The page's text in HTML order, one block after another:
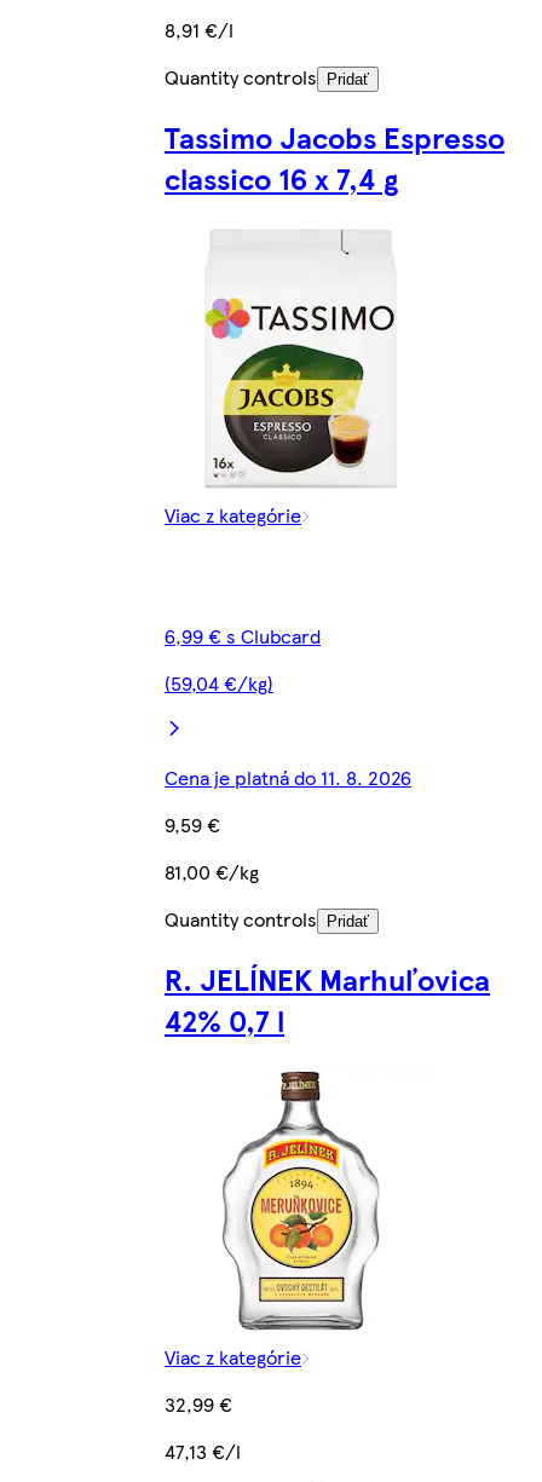
8,91 €/l
Quantity controls
Pridať
Tassimo Jacobs Espresso
classico 16 x 7,4 g
Viac z kategórie
6,99 € s Clubcard
(59,04 €/kg)
Cena je platná do 11. 8. 2026
9,59 €
81,00 €/kg
Quantity controls
Pridať
R. JELÍNEK Marhuľovica
42% 0,7 l
Viac z kategórie
32,99 €
47,13 €/l